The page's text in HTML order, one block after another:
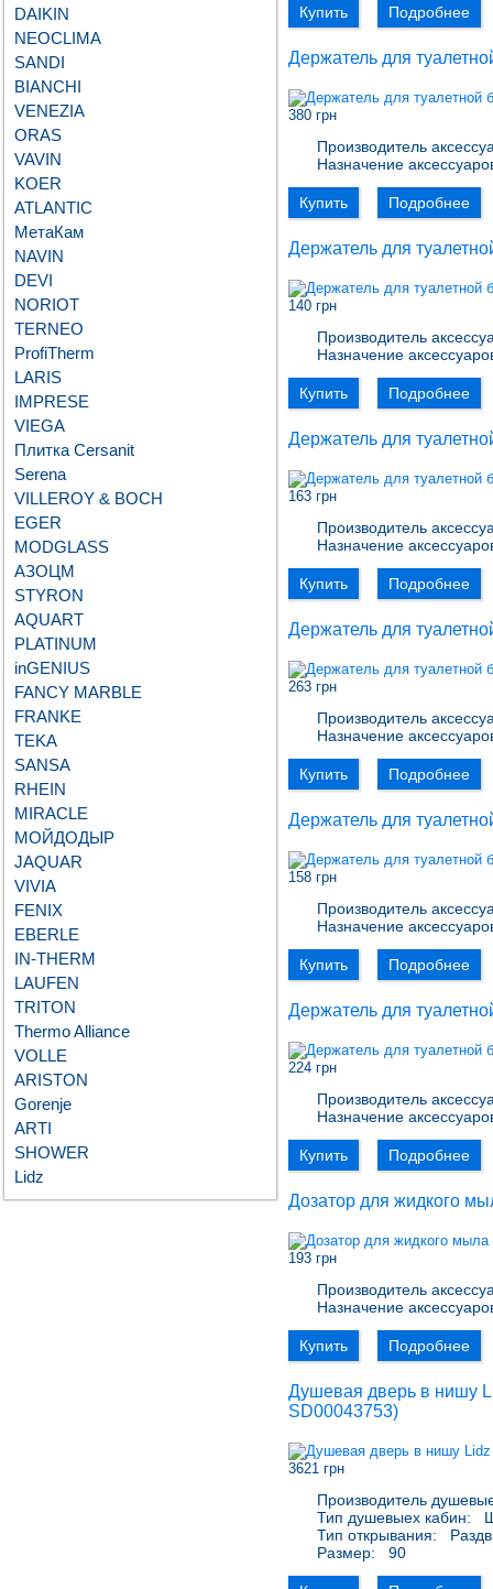
DAIKIN
NEOCLIMA
SANDI
BIANCHI
VENEZIA
ORAS
VAVIN
KOER
ATLANTIC
МетаКам
NAVIN
DEVI
NORIOT
TERNEO
ProfiTherm
LARIS
IMPRESE
VIEGA
Плитка Cersanit
Serena
VILLEROY & BOCH
EGER
MODGLASS
АЗОЦМ
STYRON
AQUART
PLATINUM
inGENIUS
FANCY MARBLE
FRANKE
TEKA
SANSA
RHEIN
MIRACLE
МОЙДОДЫР
JAQUAR
VIVIA
FENIX
EBERLE
IN-THERM
LAUFEN
TRITON
Thermo Alliance
VOLLE
ARISTON
Gorenje
ARTI
SHOWER
Lidz
Купить Подробнее
Держатель для
380 грн
Производитель
Назначение
Купить Подробнее
Держатель для
140 грн
Производитель
Назначение
Купить Подробнее
Держатель для
163 грн
Производитель
Назначение
Купить Подробнее
Держатель для
263 грн
Производитель
Назначение
Купить Подробнее
Держатель для
158 грн
Производитель
Назначение
Купить Подробнее
Держатель для
224 грн
Производитель
Назначение
Купить Подробнее
Дозатор для жидкого
193 грн
Производитель
Назначение
Купить Подробнее
Душевая дверь в нишу
SD00043753)
3621 грн
Производитель
Тип душевыех кабин:
Тип открывания:
Размер:
90